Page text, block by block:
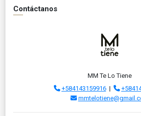
Contáctanos
MM Te Lo Tiene
+584143159916|